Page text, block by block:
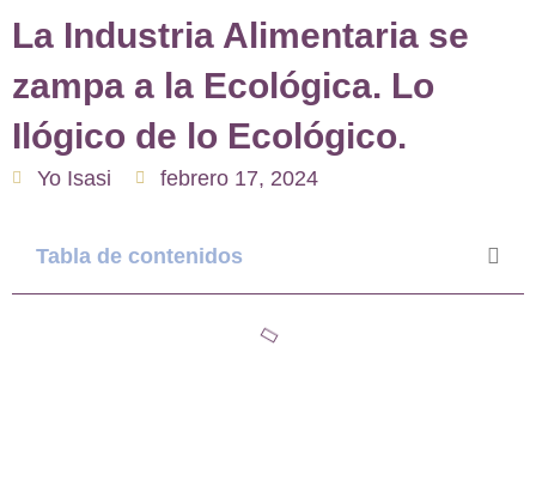
La Industria Alimentaria se
zampa a la Ecológica. Lo
Ilógico de lo Ecológico.
Yo Isasi febrero 17, 2024
Tabla de contenidos